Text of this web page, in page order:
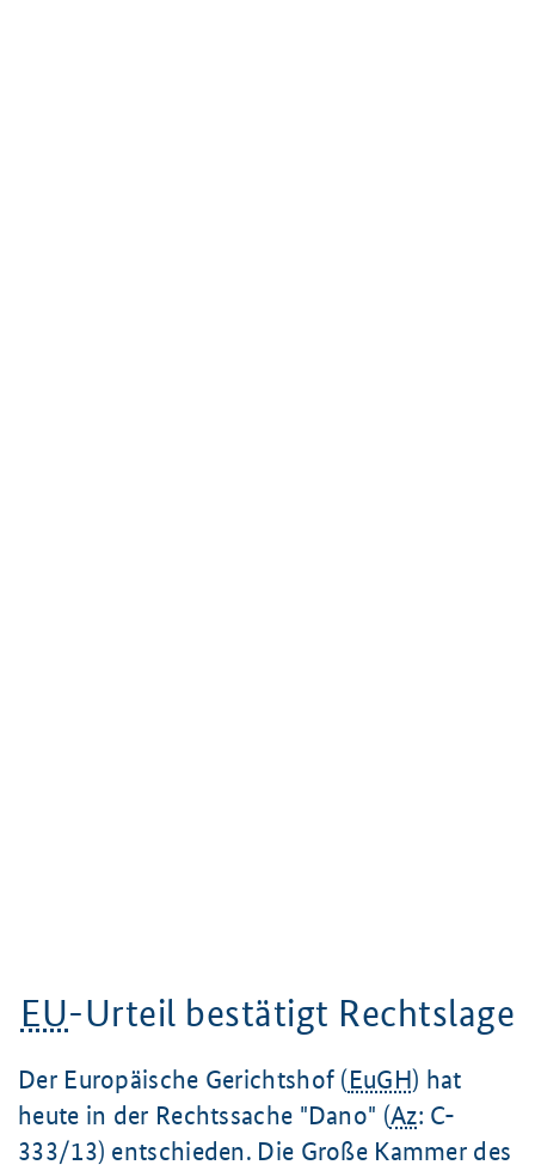
EU-Urteil bestätigt Rechtslage
Der Europäische Gerichtshof (EuGH) hat
heute in der Rechtssache "Dano" (Az: C-
333/13) entschieden. Die Große Kammer des